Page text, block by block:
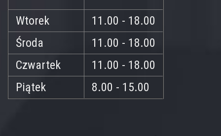
Wtorek
11.00 - 18.00
Środa
11.00 - 18.00
Czwartek
11.00 - 18.00
Piątek
8.00 - 15.00